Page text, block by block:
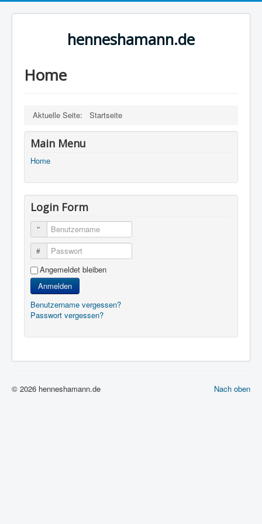
henneshamann.de
Home
Aktuelle Seite: Startseite
Main Menu
Home
Login Form
Benutzername
Passwort
Angemeldet bleiben
Anmelden
Benutzername vergessen?
Passwort vergessen?
Nach oben
© 2026 henneshamann.de